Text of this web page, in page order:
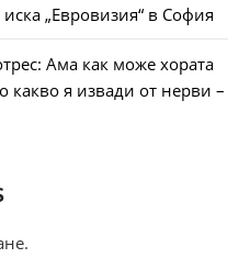
„Евровизия“ в София
Ама как може хората
какво я извади от нерви –